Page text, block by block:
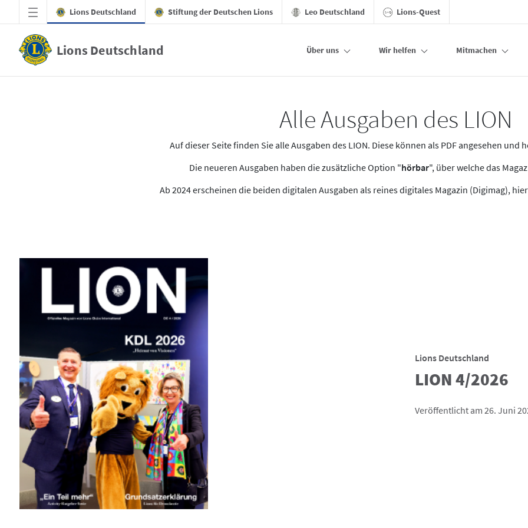
Zum Hauptinhalt springen
Lions Deutschland Stiftung der Deutschen Lions Leo Deutschland Lions-Quest
Lions Deutschland Über uns Wir helfen Mitmachen
Alle Ausgaben des LION
Auf dieser Seite finden Sie alle Ausgaben des LION. Diese können als PDF angesehen und
Die neueren Ausgaben haben die zusätzliche Option "hörbar", über welche das
Ab 2024 erscheinen die beiden digitalen Ausgaben als reines digitales Magazin (Digimag),
Lions Deutschland
LION 4/2026
Veröffentlicht am 26. Juni